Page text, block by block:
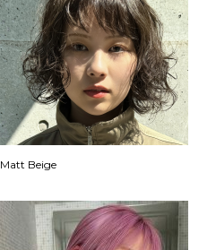
Matt Beige